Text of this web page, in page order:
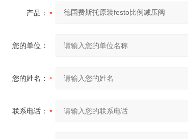
产品：
您的单位：
您的姓名：
联系电话：